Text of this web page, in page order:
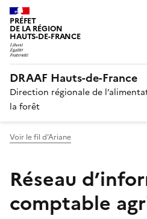
PRÉFET
DE LA RÉGION
HAUTS-DE-FRANCE
DRAAF Hauts-de-France
Direction régionale de
la forêt
Voir le fil d'Ariane
Réseau
comptable